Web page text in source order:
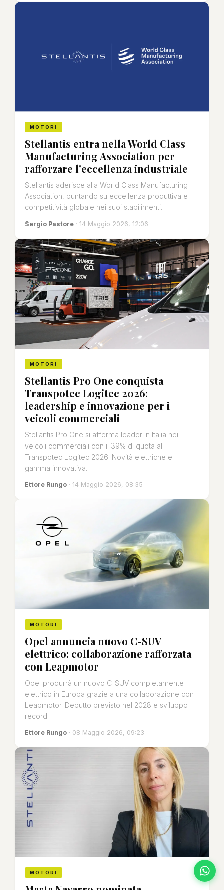
MOTORI
Stellantis entra nella World Class
Manufacturing Association per
rafforzare l'eccellenza industriale
Stellantis aderisce alla World Class Manufacturing
Association, puntando su eccellenza produttiva e
competitività globale nei suoi stabilimenti.
Sergio Pastore · 14 Maggio 2026, 12:06
MOTORI
Stellantis Pro One conquista
Transpotec Logitec 2026:
leadership e innovazione per i
veicoli commerciali
Stellantis Pro One si afferma leader in Italia nei
veicoli commerciali con il 39% di quota al
Transpotec Logitec 2026. Novità elettriche e
gamma innovativa.
Ettore Rungo · 14 Maggio 2026, 08:35
MOTORI
Opel annuncia nuovo C-SUV
elettrico: collaborazione rafforzata
con Leapmotor
Opel produrrà un nuovo C-SUV completamente
elettrico in Europa grazie a una collaborazione con
Leapmotor. Debutto previsto nel 2028 e sviluppo
record.
Ettore Rungo · 08 Maggio 2026, 09:23
MOTORI